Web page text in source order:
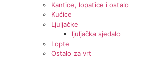
Kantice, lopatice i ostalo
Kućice
Ljuljačke
ljuljačka sjedalo
Lopte
Ostalo za vrt